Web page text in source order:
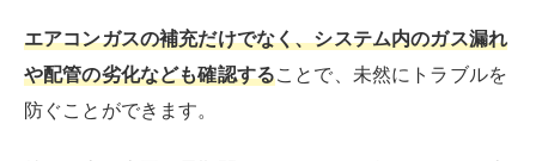
エアコンガスの補充だけでなく、システム内のガス漏れ
や配管の劣化なども確認することで、未然にトラブルを
防ぐことができます。